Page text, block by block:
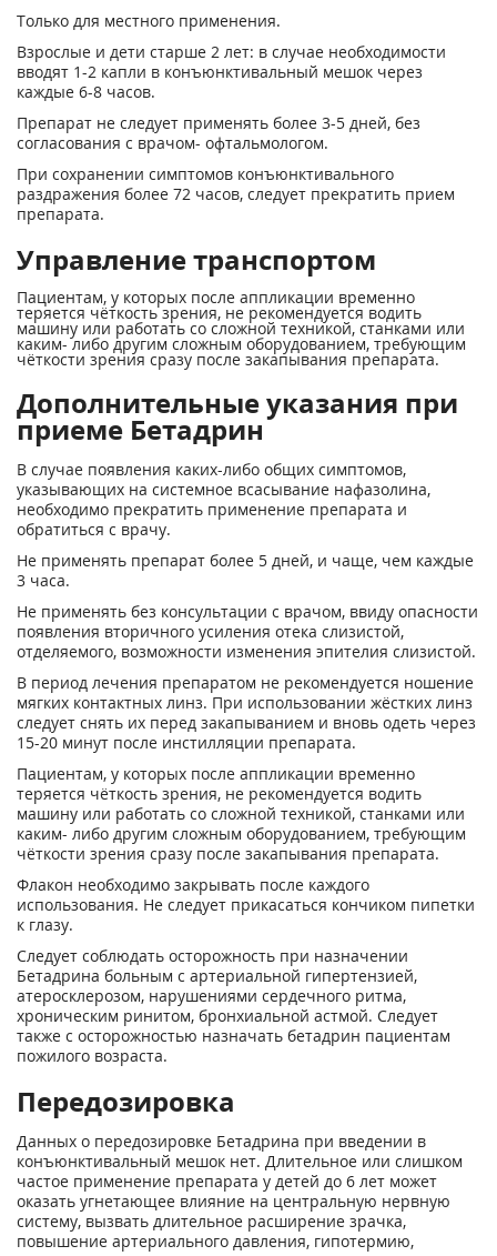
Только для местного применения.
Взрослые и дети старше 2 лет: в случае необходимости
вводят 1-2 капли в конъюнктивальный мешок через
каждые 6-8 часов.
Препарат не следует применять более 3-5 дней, без
согласования с врачом- офтальмологом.
При сохранении симптомов конъюнктивального
раздражения более 72 часов, следует прекратить прием
препарата.
Управление транспортом
Пациентам, у которых после аппликации временно
теряется чёткость зрения, не рекомендуется водить
машину или работать со сложной техникой, станками или
каким- либо другим сложным оборудованием, требующим
чёткости зрения сразу после закапывания препарата.
Дополнительные указания при
приеме Бетадрин
В случае появления каких-либо общих симптомов,
указывающих на системное всасывание нафазолина,
необходимо прекратить применение препарата и
обратиться с врачу.
Не применять препарат более 5 дней, и чаще, чем каждые
3 часа.
Не применять без консультации с врачом, ввиду опасности
появления вторичного усиления отека слизистой,
отделяемого, возможности изменения эпителия слизистой.
В период лечения препаратом не рекомендуется ношение
мягких контактных линз. При использовании жёстких линз
следует снять их перед закапыванием и вновь одеть через
15-20 минут после инстилляции препарата.
Пациентам, у которых после аппликации временно
теряется чёткость зрения, не рекомендуется водить
машину или работать со сложной техникой, станками или
каким- либо другим сложным оборудованием, требующим
чёткости зрения сразу после закапывания препарата.
Флакон необходимо закрывать после каждого
использования. Не следует прикасаться кончиком пипетки
к глазу.
Следует соблюдать осторожность при назначении
Бетадрина больным с артериальной гипертензией,
атеросклерозом, нарушениями сердечного ритма,
хроническим ринитом, бронхиальной астмой. Следует
также с осторожностью назначать бетадрин пациентам
пожилого возраста.
Передозировка
Данных о передозировке Бетадрина при введении в
конъюнктивальный мешок нет. Длительное или слишком
частое применение препарата у детей до 6 лет может
оказать угнетающее влияние на центральную нервную
систему, вызвать длительное расширение зрачка,
повышение артериального давления, гипотермию,